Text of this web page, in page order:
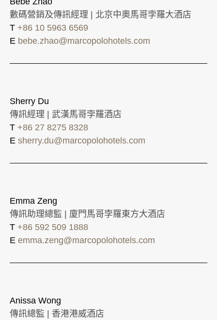
數碼營銷及傳訊經理 | 北京中奧馬哥孛羅大酒店
T +86 10 5963 6569
E bebe.zhao@marcopolohotels.com
Sherry Du
傳訊經理 | 武漢馬哥孛羅酒店
T +86 27 8275 8328
E sherry.du@marcopolohotels.com
Emma Zeng
傳訊助理總監 | 廈門馬哥孛羅東方大酒店
T +86 592 509 1888
E emma.zeng@marcopolohotels.com
Anissa Wong
傳訊總監 | 香港港威酒店